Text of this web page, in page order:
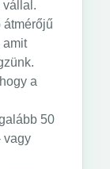
vállal.
átmérőjű
amit
a
50
vagy